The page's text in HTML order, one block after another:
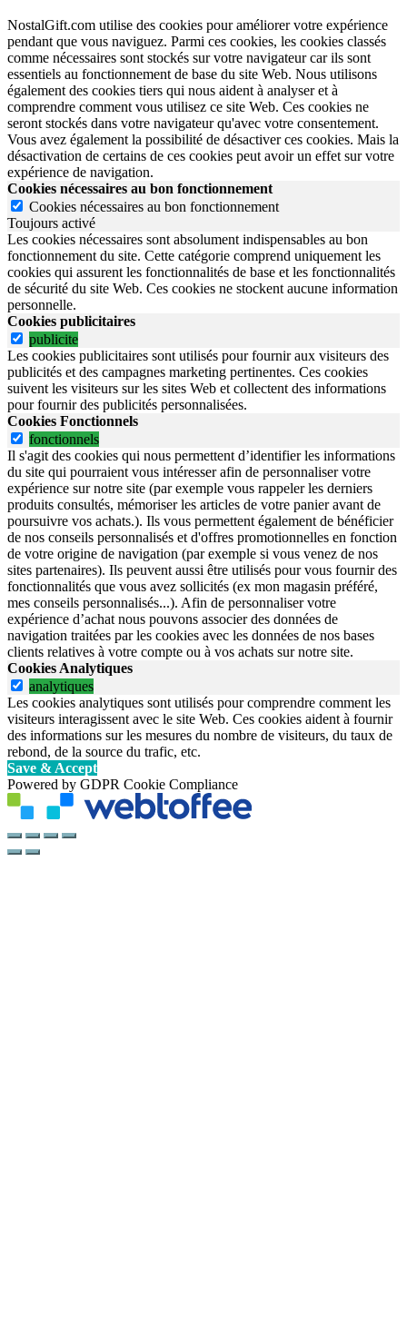
NostalGift.com utilise des cookies pour améliorer votre expérience
pendant que vous naviguez. Parmi ces cookies, les cookies classés
comme nécessaires sont stockés sur votre navigateur car ils sont
essentiels au fonctionnement de base du site Web. Nous utilisons
également des cookies tiers qui nous aident à analyser et à
comprendre comment vous utilisez ce site Web. Ces cookies ne
seront stockés dans votre navigateur qu'avec votre consentement.
Vous avez également la possibilité de désactiver ces cookies. Mais la
désactivation de certains de ces cookies peut avoir un effet sur votre
expérience de navigation.
Cookies nécessaires au bon fonctionnement
Cookies nécessaires au bon fonctionnement
Toujours activé
Les cookies nécessaires sont absolument indispensables au bon
fonctionnement du site. Cette catégorie comprend uniquement les
cookies qui assurent les fonctionnalités de base et les fonctionnalités
de sécurité du site Web. Ces cookies ne stockent aucune information
personnelle.
Cookies publicitaires
publicite
Les cookies publicitaires sont utilisés pour fournir aux visiteurs des
publicités et des campagnes marketing pertinentes. Ces cookies
suivent les visiteurs sur les sites Web et collectent des informations
pour fournir des publicités personnalisées.
Cookies Fonctionnels
fonctionnels
Il s'agit des cookies qui nous permettent d’identifier les informations
du site qui pourraient vous intéresser afin de personnaliser votre
expérience sur notre site (par exemple vous rappeler les derniers
produits consultés, mémoriser les articles de votre panier avant de
poursuivre vos achats.). Ils vous permettent également de bénéficier
de nos conseils personnalisés et d'offres promotionnelles en fonction
de votre origine de navigation (par exemple si vous venez de nos
sites partenaires). Ils peuvent aussi être utilisés pour vous fournir des
fonctionnalités que vous avez sollicités (ex mon magasin préféré,
mes conseils personnalisés...). Afin de personnaliser votre
expérience d’achat nous pouvons associer des données de
navigation traitées par les cookies avec les données de nos bases
clients relatives à votre compte ou à vos achats sur notre site.
Cookies Analytiques
analytiques
Les cookies analytiques sont utilisés pour comprendre comment les
visiteurs interagissent avec le site Web. Ces cookies aident à fournir
des informations sur les mesures du nombre de visiteurs, du taux de
rebond, de la source du trafic, etc.
Save & Accept
Powered by GDPR Cookie Compliance